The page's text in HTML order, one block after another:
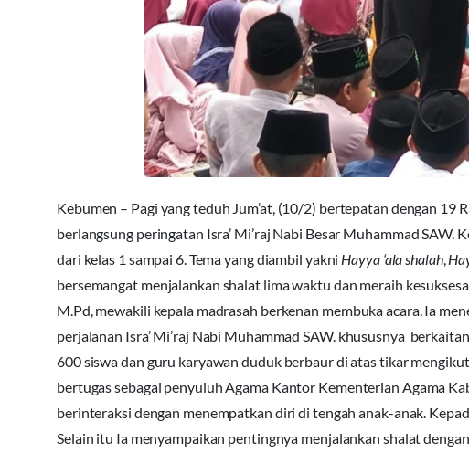
Kebumen – Pagi yang teduh Jum’at, (10/2) bertepatan dengan 19
berlangsung peringatan Isra’ Mi’raj Nabi Besar Muhammad
dari kelas 1 sampai 6. Tema yang diambil yakni Hayya ‘ala shalah,
bersemangat menjalankan shalat lima waktu dan meraih
M.Pd, mewakili kepala madrasah berkenan membuka acara. Ia
perjalanan Isra’ Mi’raj Nabi Muhammad SAW. khususnya
600 siswa dan guru karyawan duduk berbaur di atas tikar
bertugas sebagai penyuluh Agama Kantor Kementerian Agama
berinteraksi dengan menempatkan diri di tengah anak-anak.
Selain itu Ia menyampaikan pentingnya menjalankan shalat